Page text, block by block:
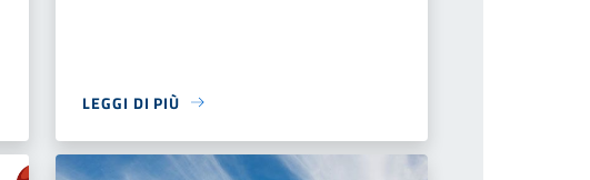
LEGGI DI PIÙ